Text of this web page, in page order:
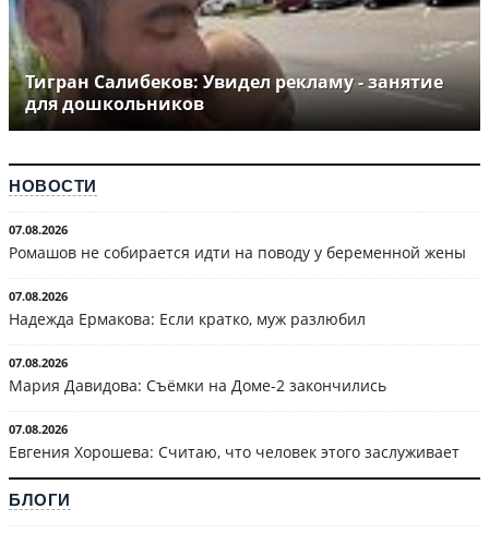
Тигран Салибеков: Увидел рекламу - занятие
для дошкольников
НОВОСТИ
07.08.2026
Ромашов не собирается идти на поводу у беременной жены
07.08.2026
Надежда Ермакова: Если кратко, муж разлюбил
07.08.2026
Мария Давидова: Съёмки на Доме-2 закончились
07.08.2026
Евгения Хорошева: Считаю, что человек этого заслуживает
БЛОГИ